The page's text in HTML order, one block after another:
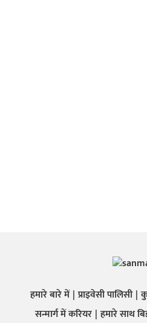
हमारे बारे में प्राइवेसी पालिसी
सन्मार्ग में करियर हमारे साथ